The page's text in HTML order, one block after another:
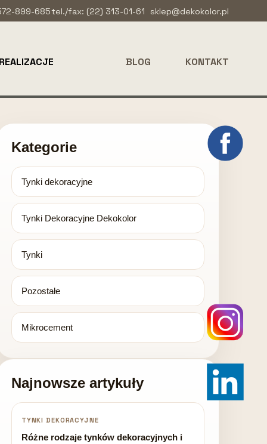
KONTAKT
BLOG
REALIZACJE
sklep@dekokolor.pl
tel./fax: (22) 313-01-61
899-685
Kategorie
Tynki dekoracyjne
Tynki Dekoracyjne Dekokolor
Tynki
Pozostałe
Mikrocement
Najnowsze artykuły
TYNKI DEKORACYJNE
Różne rodzaje tynków dekoracyjnych i